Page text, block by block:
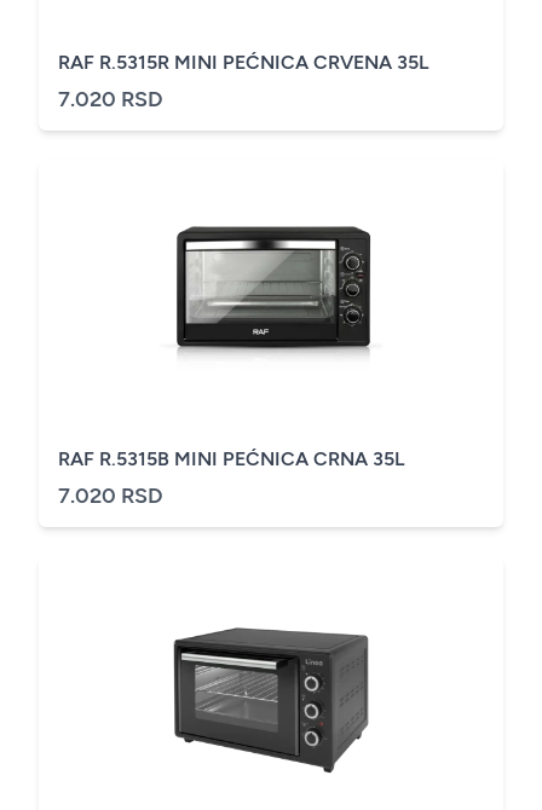
RAF R.5315R MINI PEĆNICA CRVENA 35L
7.020 RSD
RAF R.5315B MINI PEĆNICA CRNA 35L
7.020 RSD